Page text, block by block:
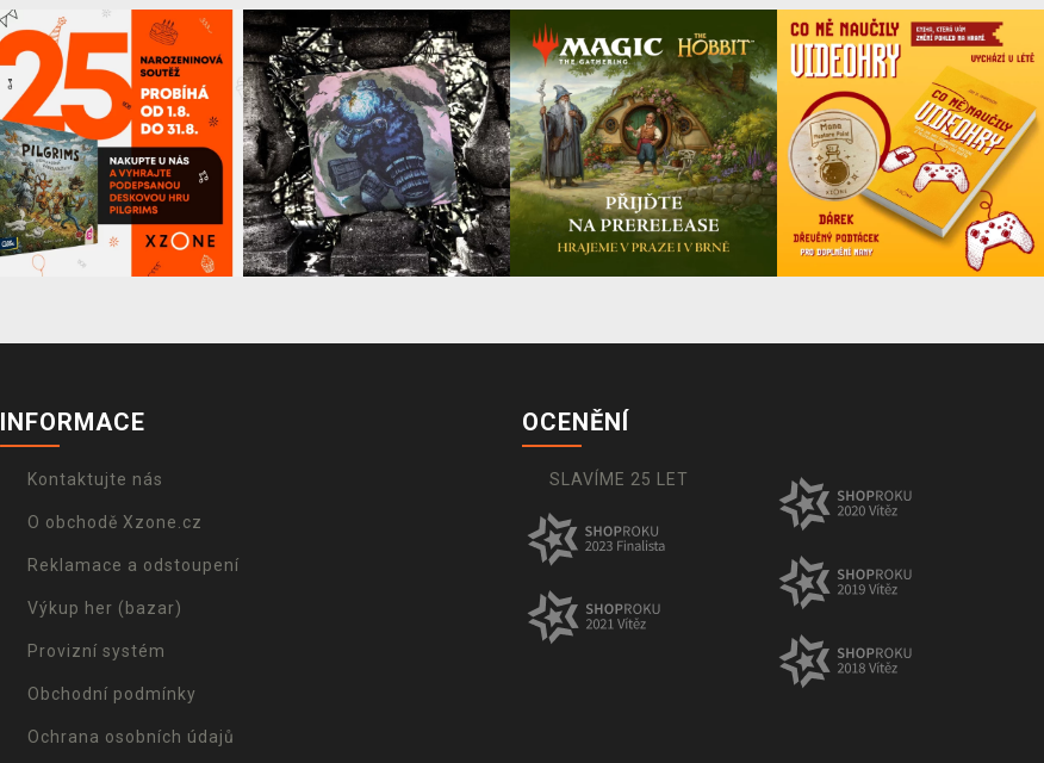
INFORMACE
Kontaktujte nás
O obchodě Xzone.cz
Reklamace a odstoupení
Výkup her (bazar)
Provizní systém
Obchodní podmínky
Ochrana osobních údajů
OCENĚNÍ
SLAVÍME 25 LET